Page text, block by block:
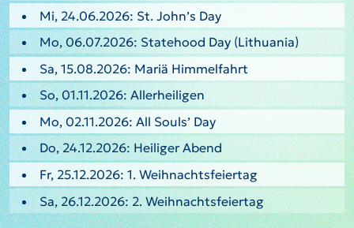
Mi, 24.06.2026: St. John’s Day
Mo, 06.07.2026: Statehood Day (Lithuania)
Sa, 15.08.2026: Mariä Himmelfahrt
So, 01.11.2026: Allerheiligen
Mo, 02.11.2026: All Souls’ Day
Do, 24.12.2026: Heiliger Abend
Fr, 25.12.2026: 1. Weihnachtsfeiertag
Sa, 26.12.2026: 2. Weihnachtsfeiertag